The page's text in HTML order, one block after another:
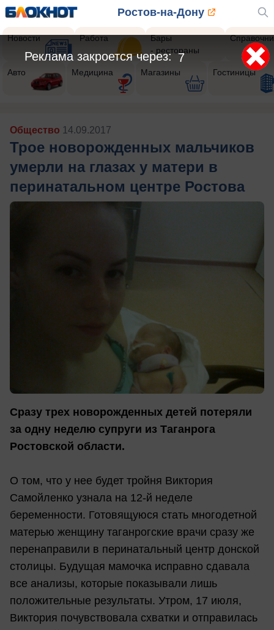
Ростов-на-Дону
Новости Работа
Бары
- рестораны
Авто Медицина Магазины Гостиницы
Общество 14.09.2017
Трое новорожденных мальчиков
умерли на глазах у матери в
перинатальном центре Ростова
Сразу трех новорожденных детей потеряли
за одну неделю супруги из Таганрога
Ростовской области.
О том, что у нее будет тройня Виктория
Самойленко узнала на 12-й неделе
беременности. Готовящуюся стать многодетной
матерью женщину таганрогские врачи сразу же
перенаправили в перинатальный центр донской
столицы. Будущая мамочка исправно сдавала
все анализы, которые показывали лишь
положительные результаты. Утром, 17 июля,
Виктория почувствовала схватки и отправилась
4
Реклама закроется через: